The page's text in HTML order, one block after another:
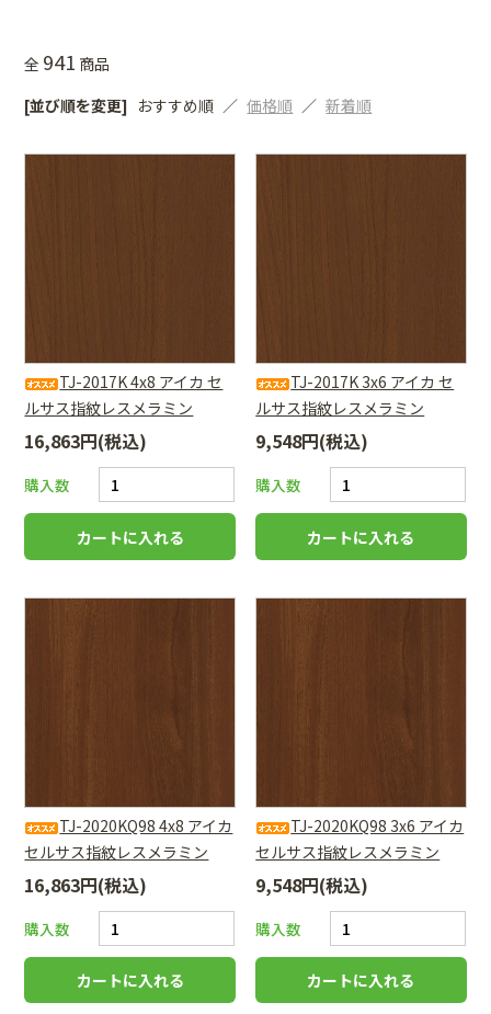
全 941 商品
[並び順を変更] おすすめ順 価格順 新着順
TJ-2017K 4x8 アイカ セ
ルサス指紋レスメラミン
16,863円(税込)
購入数
TJ-2017K 3x6 アイカ セ
ルサス指紋レスメラミン
9,548円(税込)
購入数
TJ-2020KQ98 4x8 アイカ
セルサス指紋レスメラミン
16,863円(税込)
購入数
TJ-2020KQ98 3x6 アイカ
セルサス指紋レスメラミン
9,548円(税込)
購入数